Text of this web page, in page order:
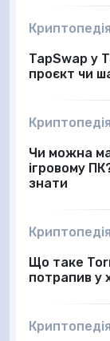
Криптопедія
TapSwap у
проєкт чи
Криптопедія
Чи можна
ігровому
знати
Криптопедія
Що таке
потрапив у
Криптопедія